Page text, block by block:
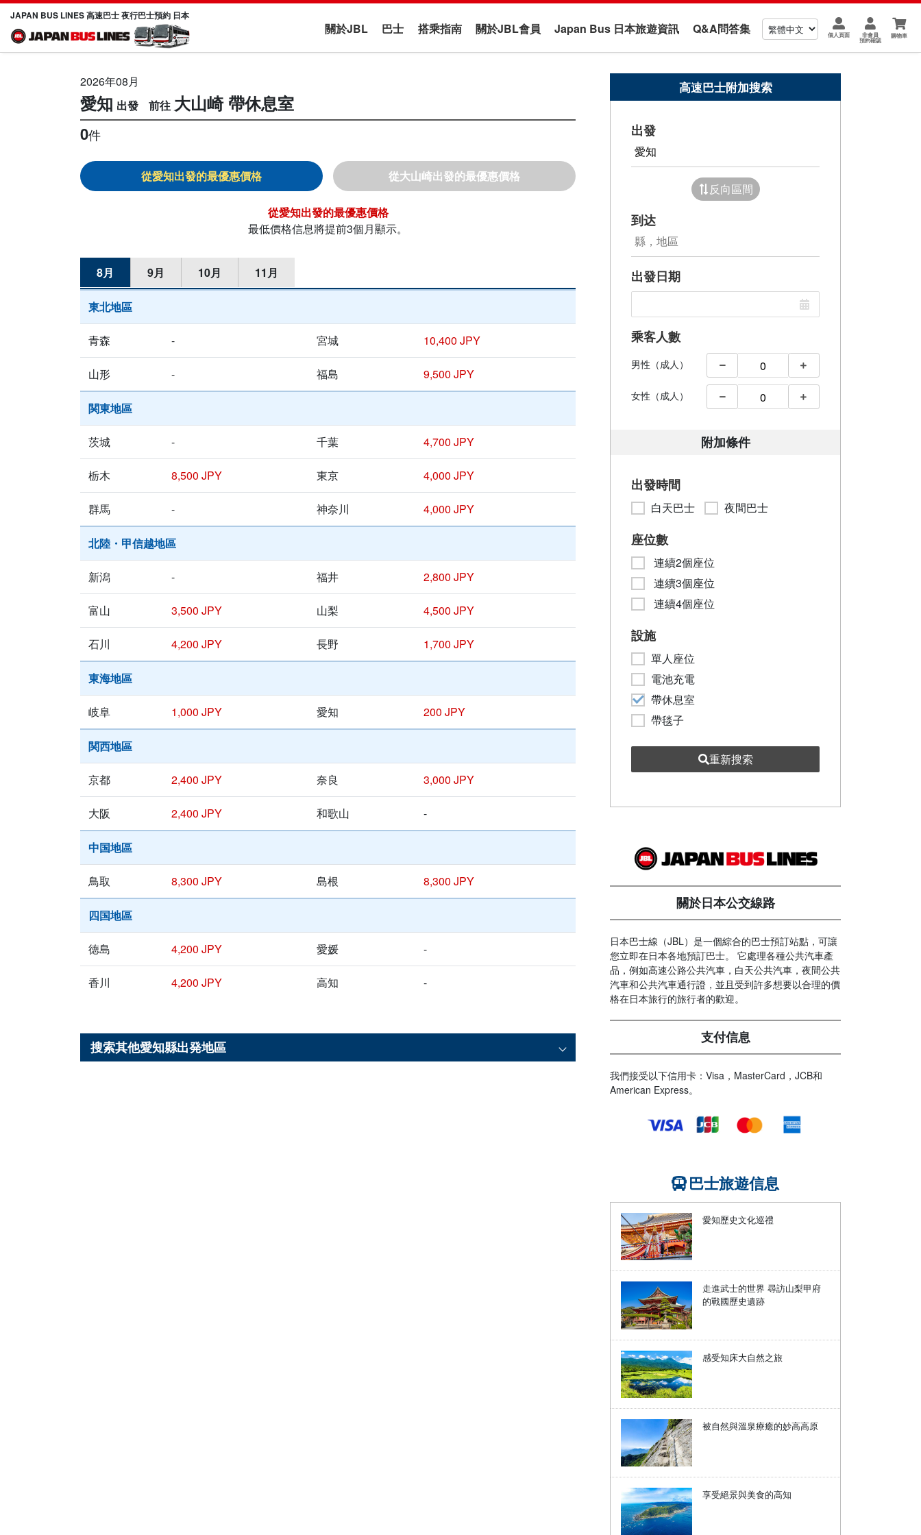
JAPAN BUS LINES 高速巴士 夜行巴士預約 日本
關於JBL 巴士 搭乘指南 關於JBL會員 Japan Bus 日本旅遊資訊 Q&A問答集 個人頁面 非會員
預約確認
購物車
2026年08月
愛知 大山崎 帶休息室
0件
愛知 大山崎
愛知
最低價格信息將提前3個月顯示。
8月 9月 10月 11月
東北地區
青森 - 宮城 10,400 JPY
山形 - 福島 9,500 JPY
関東地區
茨城 - 千葉 4,700 JPY
栃木 8,500 JPY 東京 4,000 JPY
群馬 - 神奈川 4,000 JPY
北陸・甲信越地區
新潟 - 福井 2,800 JPY
富山 3,500 JPY 山梨 4,500 JPY
石川 4,200 JPY 長野 1,700 JPY
東海地區
岐阜 1,000 JPY 愛知 200 JPY
関西地區
京都 2,400 JPY 奈良 3,000 JPY
大阪 2,400 JPY 和歌山 -
中国地區
鳥取 8,300 JPY 島根 8,300 JPY
四国地區
徳島 4,200 JPY 愛媛 -
香川 4,200 JPY 高知 -
搜索其他愛知縣出発地區
高速巴士附加搜索
出發
反向區間
到达
出發日期
乘客人數
男性（成人）
女性（成人）
附加條件
出發時間
白天巴士 夜間巴士
座位數
連續2個座位
連續3個座位
連續4個座位
設施
單人座位
電池充電
帶休息室
帶毯子
重新搜索
關於日本公交線路
日本巴士線（JBL）是一個綜合的巴士預訂站點，可讓
您立即在日本各地預訂巴士。 它處理各種公共汽車產
品，例如高速公路公共汽車，白天公共汽車，夜間公共
汽車和公共汽車通行證，並且受到許多想要以合理的價
格在日本旅行的旅行者的歡迎。
支付信息
我們接受以下信用卡：Visa，MasterCard，JCB和
American Express。
巴士旅遊信息
愛知歷史文化巡禮
走進武士的世界 尋訪山梨甲府
的戰國歷史遺跡
感受知床大自然之旅
被自然與溫泉療癒的妙高高原
享受絕景與美食的高知